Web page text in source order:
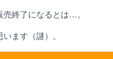
売終了になるとは…。
ます（謎）。